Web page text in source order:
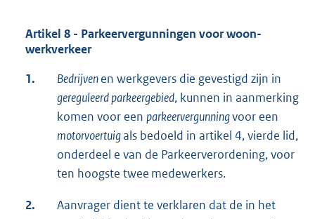
Artikel 8 - Parkeervergunningen voor woon-
werkverkeer
1.
Bedrijvenen werkgevers die gevestigd zijn in
gereguleerd parkeergebied, kunnen in aanmerking
komen voor een parkeervergunningvoor een
motorvoertuigals bedoeld in artikel 4, vierde lid,
onderdeel e van de Parkeerverordening, voor
ten hoogste twee medewerkers.
2.
Aanvrager dient te verklaren dat de in het